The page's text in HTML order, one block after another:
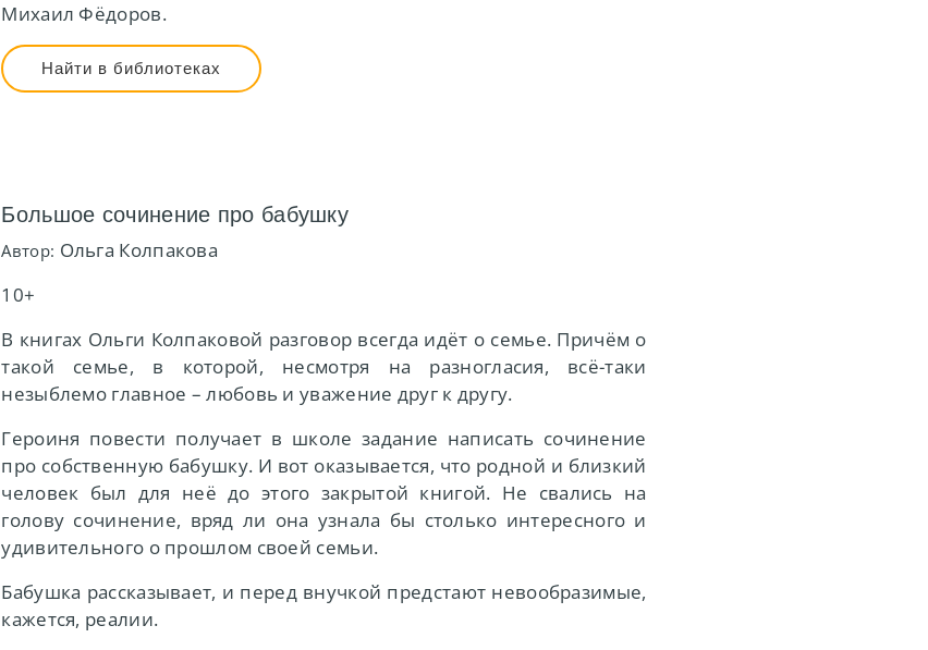
Михаил Фёдоров.
Найти в библиотеках
Большое сочинение про бабушку
Автор: Ольга Колпакова
10+
В книгах Ольги Колпаковой разговор всегда идёт о семье. Причём о
такой семье, в которой, несмотря на разногласия, всё-таки
незыблемо главное – любовь и уважение друг к другу.
Героиня повести получает в школе задание написать сочинение
про собственную бабушку. И вот оказывается, что родной и близкий
человек был для неё до этого закрытой книгой. Не свались на
голову сочинение, вряд ли она узнала бы столько интересного и
удивительного о прошлом своей семьи.
Бабушка рассказывает, и перед внучкой предстают невообразимые,
кажется, реалии.